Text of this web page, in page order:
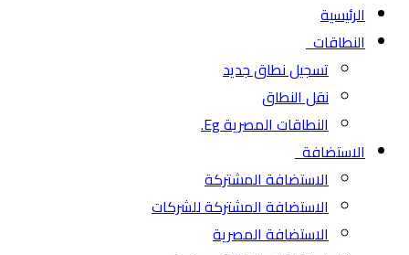
الرئيسية
النطاقات
تسجيل نطاق جديد
نقل النطاق
النطاقات المصرية Eg.
الاستضافة
الاستضافة المشتركة
الاستضافة المشتركة للشركات
الاستضافة المصرية